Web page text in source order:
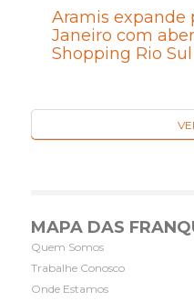
Aramis expande
Janeiro com
Shopping Rio Sul
MAPA DAS
Quem Somos
Trabalhe Conosco
Onde Estamos